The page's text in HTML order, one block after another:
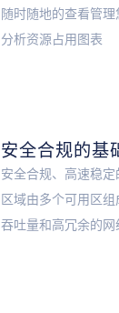
随时随地的查看管
分析资源占用图表
安全合规的基
安全合规、高速稳
区域由多个可用区
吞吐量和高冗余的网